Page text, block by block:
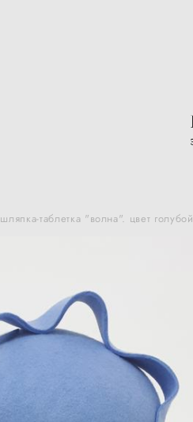
шляпка-таблетка "волна". цвет голубой